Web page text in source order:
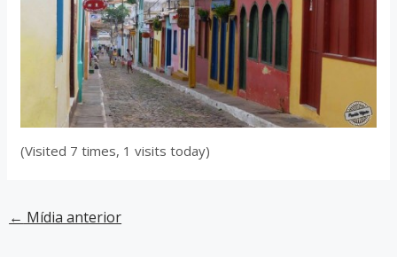
(Visited 7 times, 1 visits today)
← Mídia anterior